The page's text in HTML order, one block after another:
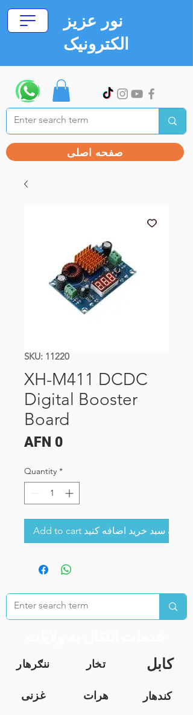
نور عزیز
الکترونیک
صفحه اصلی
SKU: 11220
XH-M411 DCDC
Digital Booster
Board
AFN 0Price
Quantity *
Add to cart به سبد خرید اضافه کنید
ننګرهار تخار کابل
غزنی هرات
کندهار